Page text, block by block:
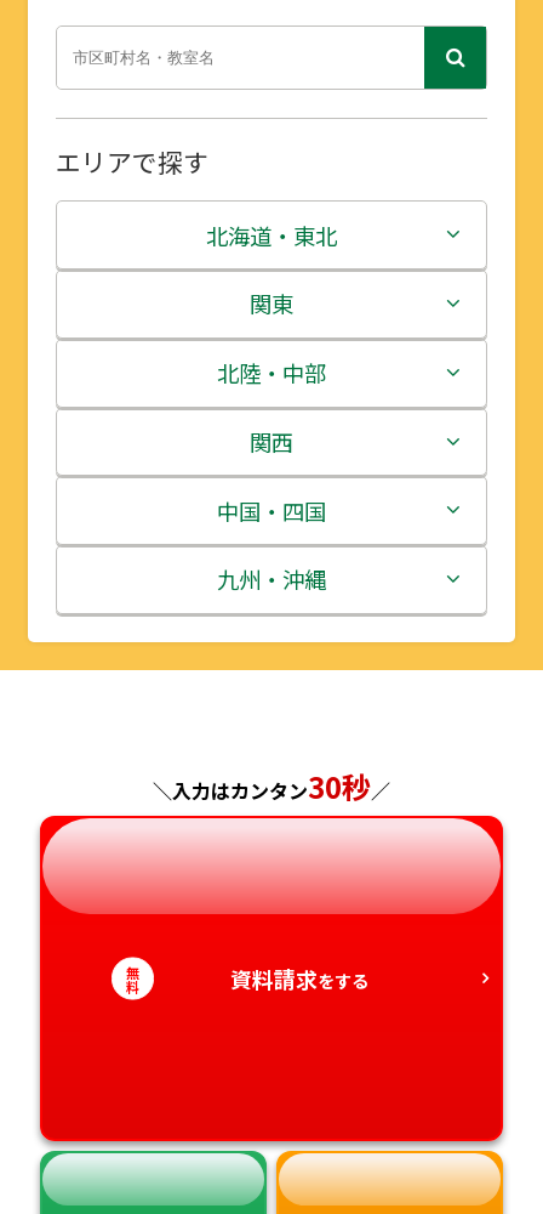
エリアで探す
北海道・東北
北海道
青森県
岩手県
宮城県
秋田県
山形県
関東
茨城県
栃木県
群馬県
埼玉県
千葉県
神奈川県
北陸・中部
新潟県
富山県
石川県
福井県
長野県
岐阜県
静岡県
愛知県
関西
三重県
滋賀県
京都府
兵庫県
奈良県
和歌山県
中国・四国
鳥取県
島根県
広島県
山口県
徳島県
香川県
九州・沖縄
福岡県
長崎県
熊本県
大分県
宮崎県
＼入力はカンタン30秒／
無
料 資料請求をする